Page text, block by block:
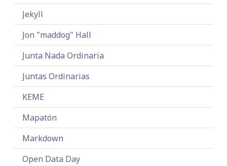
Jekyll
Jon "maddog" Hall
Junta Nada Ordinaria
Juntas Ordinarias
KEME
Mapatón
Markdown
Open Data Day